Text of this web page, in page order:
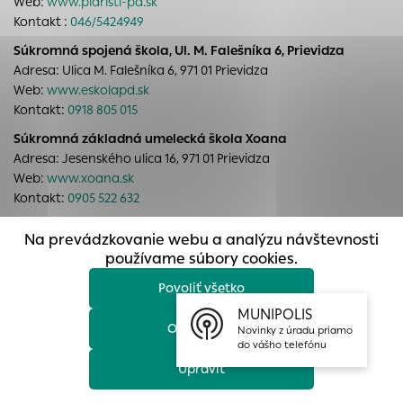
Kontakt : 046/5424949
Súkromná spojená škola, Ul. M. Falešníka 6, Prievidza
Adresa: Ulica M. Falešníka 6, 971 01 Prievidza
Web: www.eskolapd.sk
Kontakt: 0918 805 015
Súkromná základná umelecká škola Xoana
Adresa: Jesenského ulica 16, 971 01 Prievidza
Web: www.xoana.sk
Kontakt: 0905 522 632
Spojená škola internátna
Adresa: Úzka ulica č. 2, 971 01 Prievidza
www.skolaspecialpd.edupage.org
Funny Kids Academy – Slovensko-anglické montessori jasle
a škôlka – Detská jazyková škola
Adresa: Hrabová ulica 15, 971 01 Prievidza
www.funnyacademy.sk
Na prevádzkovanie webu a analýzu návštevnosti
používame súbory cookies.
Povoliť všetko
Odmietnuť
Upraviť
prístup k zabezpečeným oblastiam webovej stránky. Bez
týchto súborov cookie nemôže web správne fungovať.
Analytické cookies
Analytické cookies pomáhajú prevádzkovateľovi stránok
pochopiť, ako návštevníci stránok stránku používajú, aby
mohol stránky optimalizovať a ponúknuť im lepšiu
skúsenosť. Všetky dáta sa zbierajú anonymne a nie je
možné ich spojiť s konkrétnou osobou.
Uložiť nastavenia
Viac informácií
MUNIPOLIS
Novinky z úradu priamo
do vášho telefónu